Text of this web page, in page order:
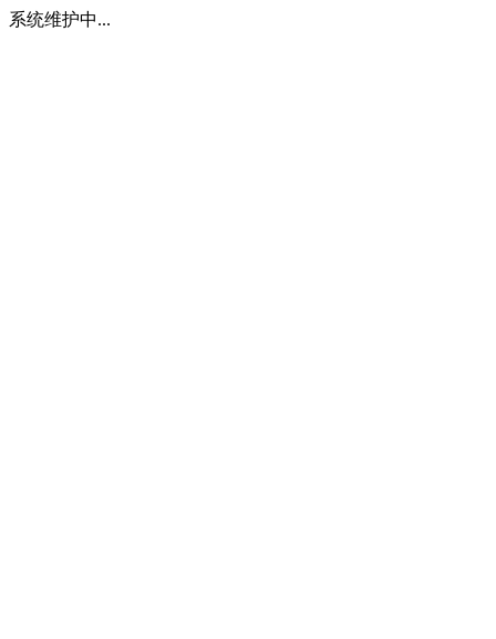
系统维护中...